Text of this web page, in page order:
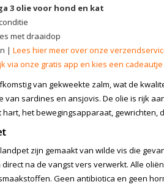
3 olie voor hond en kat
met draaidop
| Lees hier meer over onze
via onze gratis app en kies een cadeautje
van gekweekte zalm, wat de
van sardines en ansjovis. De olie is rijk
het bewegingsapparaat, gewrichten,
zijn gemaakt van wilde vis die
na de vangst vers verwerkt. Alle
Geen antibiotica en geen